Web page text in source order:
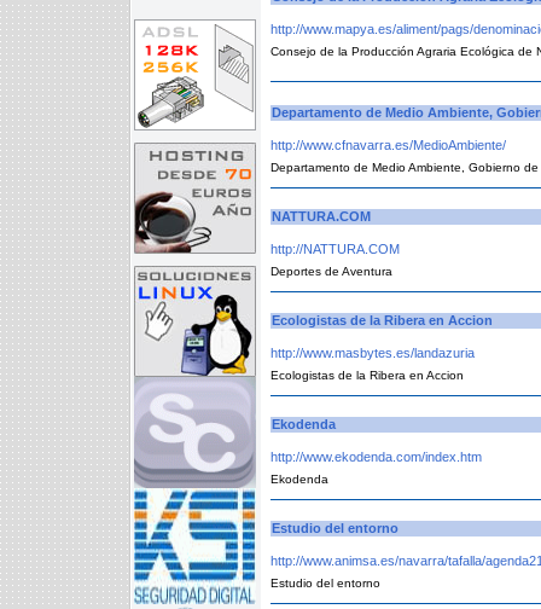
http://www.mapya.es/aliment/pags/
Consejo de la Producción Agraria Ecológica de
Departamento de Medio Ambiente,
http://www.cfnavarra.es/MedioAmbiente/
Departamento de Medio Ambiente, Gobierno de
NATTURA.COM
http://NATTURA.COM
Deportes de Aventura
Ecologistas de la Ribera en Accion
http://www.masbytes.es/landazuria
Ecologistas de la Ribera en Accion
Ekodenda
http://www.ekodenda.com/index.htm
Ekodenda
Estudio del entorno
http://www.animsa.es/navarra/tafalla/
Estudio del entorno